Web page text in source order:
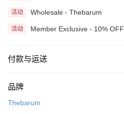
活动 Wholesale - Thebarum
活动 Member Exclusive - 10% OFF
付款与运送
网上银行
相关说明
品牌
Thebarum